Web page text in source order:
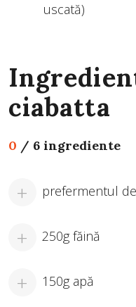
uscată)
ciabatta
0 / 6 ingrediente
prefermentul
250g făină
150g apă